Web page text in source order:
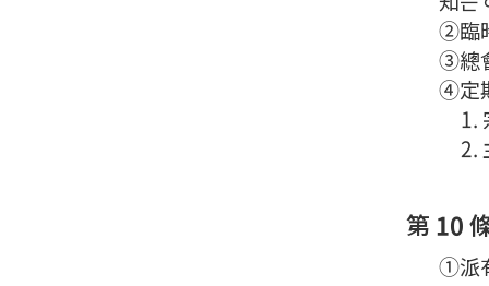
②臨
③總
④定
1.
2.
第 10
①派